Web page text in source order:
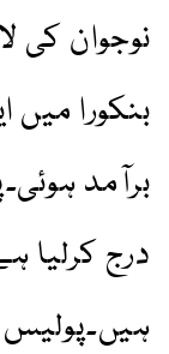
نوجوان کی
بنکورا
برآمد
درج کرلیا